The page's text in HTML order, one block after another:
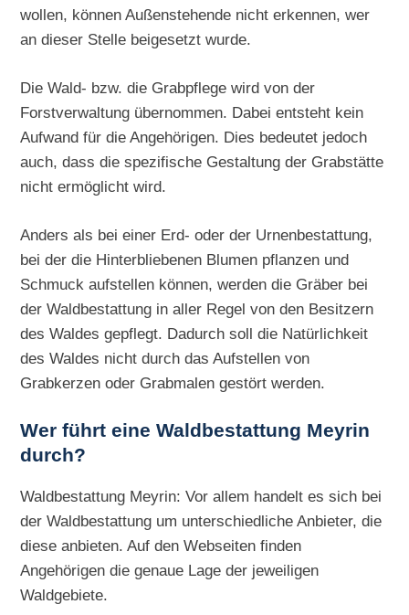
wollen, können Außenstehende nicht erkennen, wer
an dieser Stelle beigesetzt wurde.
Die Wald- bzw. die Grabpflege wird von der
Forstverwaltung übernommen. Dabei entsteht kein
Aufwand für die Angehörigen. Dies bedeutet jedoch
auch, dass die spezifische Gestaltung der Grabstätte
nicht ermöglicht wird.
Anders als bei einer Erd- oder der Urnenbestattung,
bei der die Hinterbliebenen Blumen pflanzen und
Schmuck aufstellen können, werden die Gräber bei
der Waldbestattung in aller Regel von den Besitzern
des Waldes gepflegt. Dadurch soll die Natürlichkeit
des Waldes nicht durch das Aufstellen von
Grabkerzen oder Grabmalen gestört werden.
Wer führt eine Waldbestattung Meyrin
durch?
Waldbestattung Meyrin: Vor allem handelt es sich bei
der Waldbestattung um unterschiedliche Anbieter, die
diese anbieten. Auf den Webseiten finden
Angehörigen die genaue Lage der jeweiligen
Waldgebiete.